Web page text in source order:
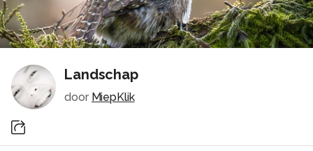
Landschap
door MiepKlik